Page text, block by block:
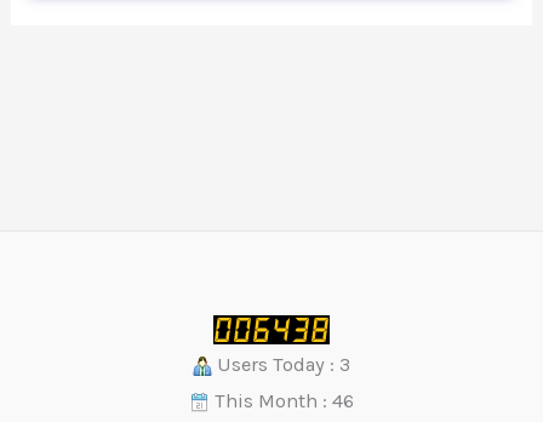
Users Today : 3
This Month : 46